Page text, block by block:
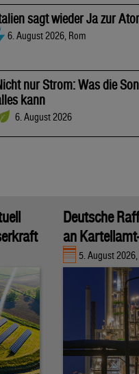
sagt wieder Ja zur
6. August 2026, Rom
nur Strom: Was die
kann
6. August 2026
Deutsche
an
5. August